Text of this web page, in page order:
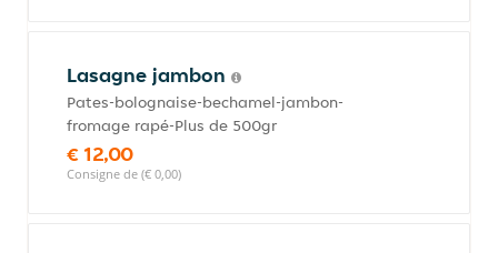
Lasagne jambon
Pates-bolognaise-bechamel-jambon-
fromage rapé-Plus de 500gr
€ 12,00
Consigne de (€ 0,00)